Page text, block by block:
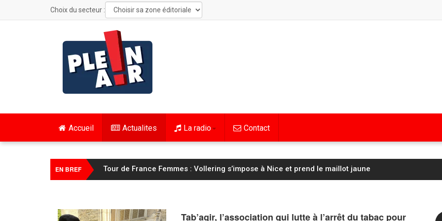
Choix du secteur :
Accueil Actualites La radio Contact
EN BREF Tour de France Femmes : Vollering s’impose à Nice et prend le maillot jaune
Tab’agir, l’association qui lutte à l’arrêt du tabac pour